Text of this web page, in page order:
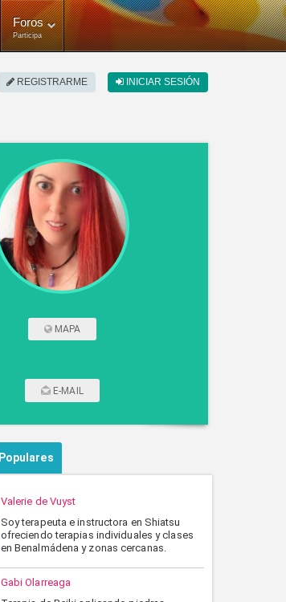
Foros
Participa
REGISTRARME INICIAR SESIÓN
MAPA
E-MAIL
Populares
Valerie de Vuyst
Soy terapeuta e instructora en Shiatsu
ofreciendo terapias individuales y clases
en Benalmádena y zonas cercanas.
Gabi Olarreaga